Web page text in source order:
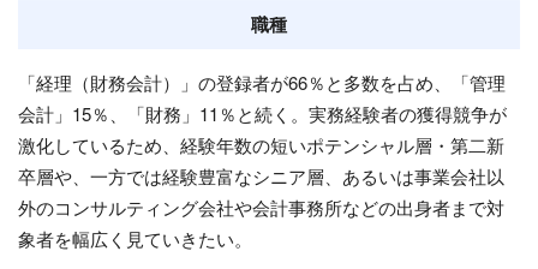
職種
「経理（財務会計）」の登録者が66％と多数を占め、「管理
会計」15％、「財務」11％と続く。実務経験者の獲得競争が
激化しているため、経験年数の短いポテンシャル層・第二新
卒層や、一方では経験豊富なシニア層、あるいは事業会社以
外のコンサルティング会社や会計事務所などの出身者まで対
象者を幅広く見ていきたい。